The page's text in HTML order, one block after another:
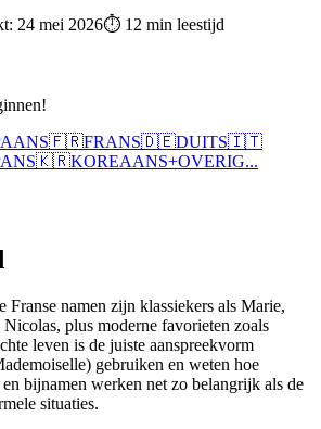
24 mei 2026⏱ 12 min leestijd
🇫🇷FRANS🇩🇪DUITS🇮🇹
🇰🇷KOREAANS+OVERIG...
Franse namen zijn klassiekers als Marie,
Nicolas, plus moderne favorieten zoals
leven is de juiste aanspreekvorm
gebruiken en weten hoe
en bijnamen werken net zo belangrijk als de
situaties.